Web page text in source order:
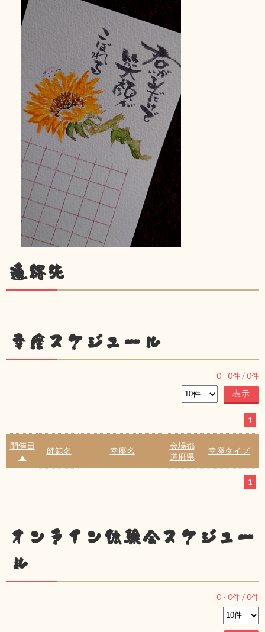
連絡先
幸座スケジュール
0 - 0件 /0件
1
開催日
▲
師範名 幸座名
会場都
道府県
幸座タイプ
1
オンライン体験会スケジュー
ル
0 - 0件 /0件